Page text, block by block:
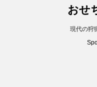
おせ
現代の狩